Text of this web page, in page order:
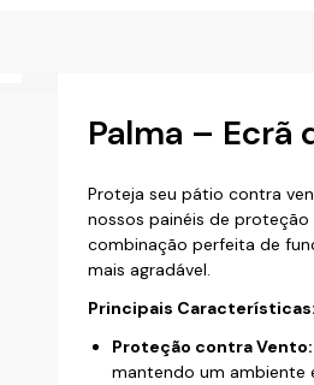
Palma – Ecrã
Proteja seu pátio contra
nossos painéis de
combinação perfeita de
mais agradável.
Principais Características:
Proteção contra Vento:
mantendo um ambiente